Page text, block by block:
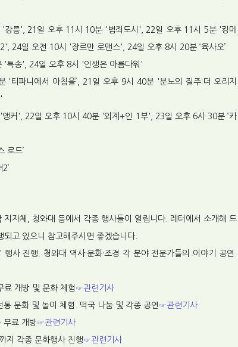
강릉', 21일 오후 11시 10분 '범죄도시', 22일 오후 11시 5분 '킹메
24일 오전 10시 '장르만 로맨스', 24일 오후 8시 20분 ‘육사오’
'특송', 24일 오후 8시 '인생은 아름다워'
티파니에서 아침을’, 21일 오후 9시 40분 '분노의 질주:더 오리지
커', 22일 오후 10시 40분 '외계+인 1부', 23일 오후 6시 30분 ‘카
로드’
지자체, 청와대 등에서 각종 행사들이 열립니다. 레터에서 소개해 드
고 있으니 참고해주시면 좋겠습니다.
사 진행. 청와대 역사·문화·조경 각 분야 전문가들의 이야기 공연.
료 개방 및 문화 체험 ☞관련기사
통 문화 및 놀이 체험. 떡국 나눔 및 각종 공연 ☞관련기사
무료 개방☞관련기사
지 각종 문화행사 진행☞관련기사